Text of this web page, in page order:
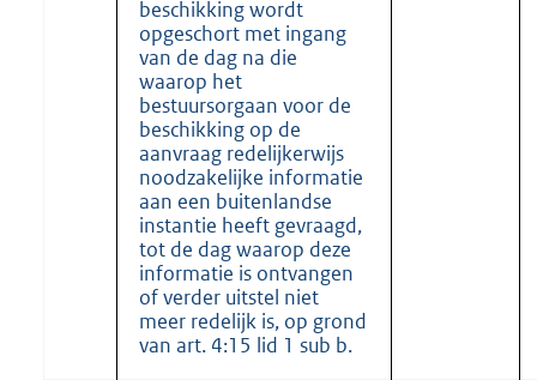
beschikking wordt
opgeschort met ingang
van de dag na die
waarop het
bestuursorgaan voor de
beschikking op de
aanvraag redelijkerwijs
noodzakelijke informatie
aan een buitenlandse
instantie heeft gevraagd,
tot de dag waarop deze
informatie is ontvangen
of verder uitstel niet
meer redelijk is, op grond
van art. 4:15 lid 1 sub b.